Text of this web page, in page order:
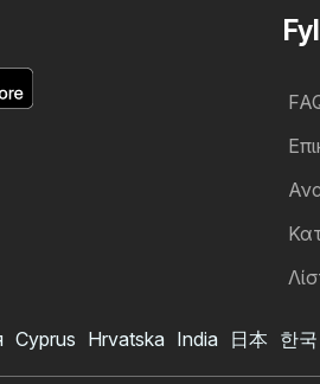
Cyprus Hrvatska India 日本 한국